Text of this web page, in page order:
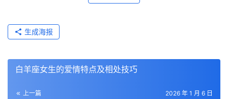
生成海报
白羊座女生的爱情特点及相处技巧
上一篇 2026 年 1 月 6 日